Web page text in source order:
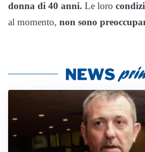
donna di 40 anni. Le loro
al momento, non sono